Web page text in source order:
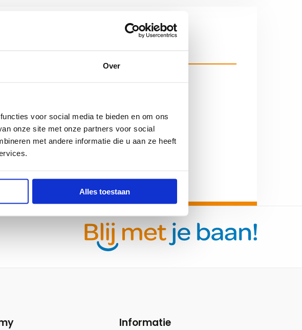
Over
voor social media te bieden en om ons
onze site met onze partners voor social
met andere informatie die u aan ze heeft
Alles toestaan
Nederlands
Scheikunde
Informatie